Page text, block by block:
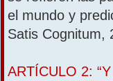
el mundo y
Satis Cognitum,
ARTÍCULO 2: